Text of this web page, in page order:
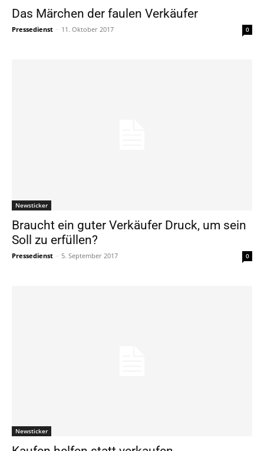
Das Märchen der faulen Verkäufer
Pressedienst - 11. Oktober 2017 0
Newsticker
Braucht ein guter Verkäufer Druck, um sein
Soll zu erfüllen?
Pressedienst - 5. September 2017 0
Newsticker